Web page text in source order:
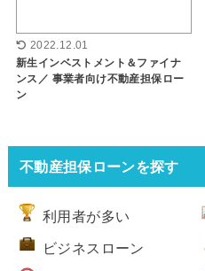
2022.12.01
新生インベストメント＆ファイナ
ンス／ 事業者向け不動産担保ロー
ン
不動産担保ローンを探す
利用者が多い
ビジネスローン